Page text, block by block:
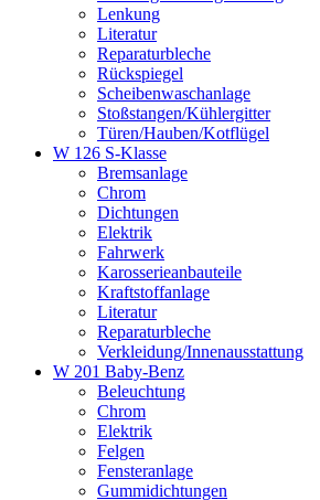
Lenkung
Literatur
Reparaturbleche
Rückspiegel
Scheibenwaschanlage
Stoßstangen/Kühlergitter
Türen/Hauben/Kotflügel
W 126 S-Klasse
Bremsanlage
Chrom
Dichtungen
Elektrik
Fahrwerk
Karosserieanbauteile
Kraftstoffanlage
Literatur
Reparaturbleche
Verkleidung/Innenausstattung
W 201 Baby-Benz
Beleuchtung
Chrom
Elektrik
Felgen
Fensteranlage
Gummidichtungen